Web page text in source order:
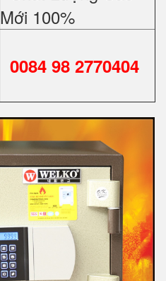
Mới 100%
0084 98 2770404